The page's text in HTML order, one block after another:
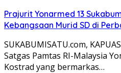
Prajurit Yonarmed 13
Kebangsaan Murid SD di
SUKABUMISATU.com,
Satgas Pamtas RI-Malaysia
Kostrad yang bermarkas…